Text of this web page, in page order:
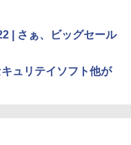
| さぁ、ビッグセール
ュリテイソフト他が